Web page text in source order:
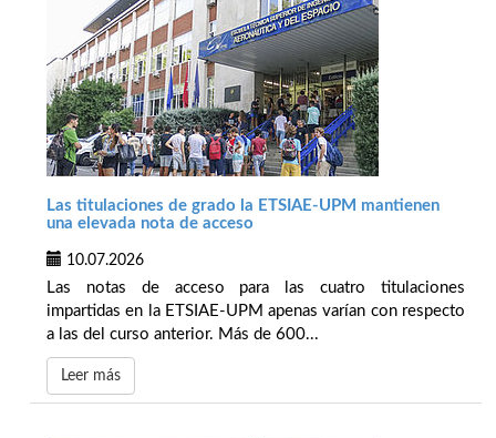
Las titulaciones de grado la ETSIAE-UPM mantienen
una elevada nota de acceso
10.07.2026
Las notas de acceso para las cuatro titulaciones
impartidas en la ETSIAE-UPM apenas varían con respecto
a las del curso anterior. Más de 600...
Leer más